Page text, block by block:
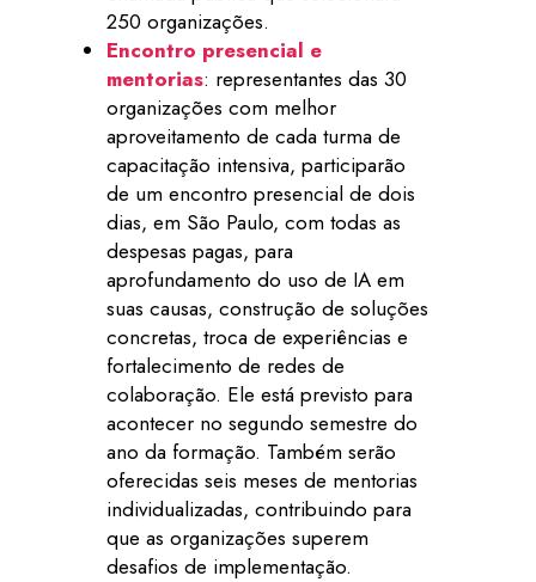
250 organizações.
Encontro presencial e
mentorias: representantes das 30
organizações com melhor
aproveitamento de cada turma de
capacitação intensiva, participarão
de um encontro presencial de dois
dias, em São Paulo, com todas as
despesas pagas, para
aprofundamento do uso de IA em
suas causas, construção de soluções
concretas, troca de experiências e
fortalecimento de redes de
colaboração. Ele está previsto para
acontecer no segundo semestre do
ano da formação. Também serão
oferecidas seis meses de mentorias
individualizadas, contribuindo para
que as organizações superem
desafios de implementação.